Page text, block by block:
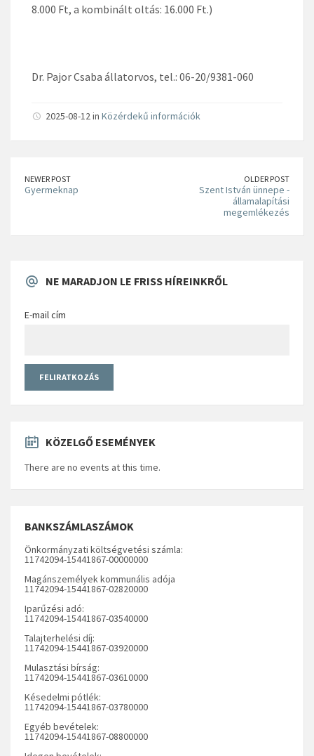
8.000 Ft, a kombinált oltás: 16.000 Ft.)
Dr. Pajor Csaba állatorvos, tel.: 06-20/9381-060
2025-08-12 in Közérdekű információk
NEWER POST
Gyermeknap
OLDER POST
Szent István ünnepe -
államalapítási
megemlékezés
NE MARADJON LE FRISS HÍREINKRŐL
E-mail cím
KÖZELGŐ ESEMÉNYEK
There are no events at this time.
BANKSZÁMLASZÁMOK
Önkormányzati költségvetési számla:
11742094-15441867-00000000
Magánszemélyek kommunális adója
11742094-15441867-02820000
Iparűzési adó:
11742094-15441867-03540000
Talajterhelési díj:
11742094-15441867-03920000
Mulasztási bírság:
11742094-15441867-03610000
Késedelmi pótlék:
11742094-15441867-03780000
Egyéb bevételek:
11742094-15441867-08800000